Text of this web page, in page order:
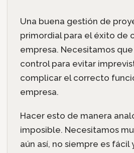
Una buena gestión de
primordial para el éxito de
empresa. Necesitamos
control para evitar
complicar el correcto
empresa.
Hacer esto de manera
imposible. Necesitamos
aún así, no siempre es fácil